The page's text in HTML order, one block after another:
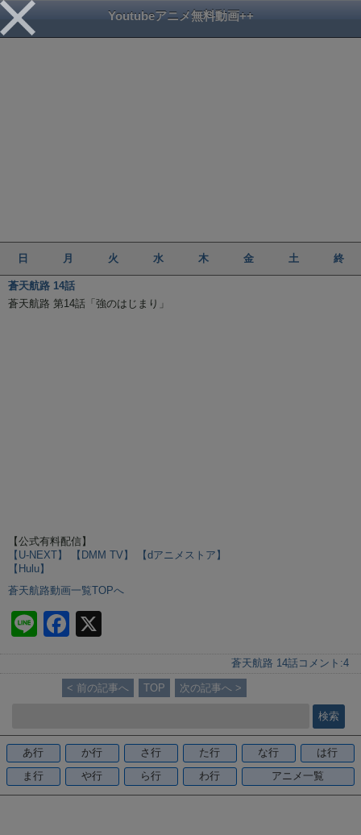
Youtubeアニメ無料動画++
日 月 火 水 木 金 土 終
蒼天航路 14話
蒼天航路 第14話「強のはじまり」
【公式有料配信】
【U-NEXT】
【DMM TV】
【dアニメストア】
【Hulu】
蒼天航路動画一覧TOPへ
Li
n
e
F
a
c
e
o
o
k
蒼天航路 14話 コメント:4
< 前の記事へ TOP 次の記事へ >
あ行 か行 さ行 た行 な行
は行
ま行
や行 ら行 わ行 アニメ一覧